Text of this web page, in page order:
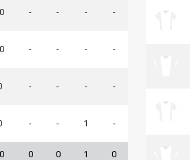
- - - -
- - - -
- - - -
- - 1 -
0 0 1 0